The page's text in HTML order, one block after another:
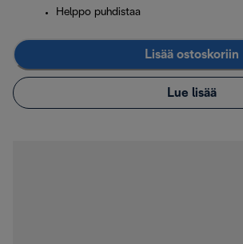
Helppo puhdistaa
Lisää ostoskoriin
Lue lisää